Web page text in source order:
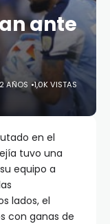
ante
AÑOS 1,0K VISTAS
en el
tuvo una
equipo a
lados, el
con ganas de